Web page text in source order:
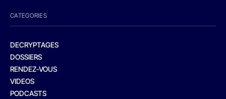
CATEGORIES
DECRYPTAGES
DOSSIERS
RENDEZ-VOUS
VIDEOS
PODCASTS